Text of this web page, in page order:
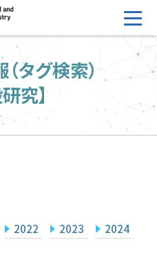
タグ検索）
究】
2022 2023 2024